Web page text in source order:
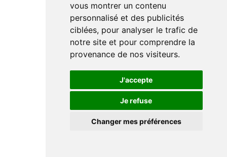
vous montrer un contenu
personnalisé et des publicités
ciblées, pour analyser le trafic de
notre site et pour comprendre la
provenance de nos visiteurs.
J'accepte
Je refuse
Changer mes préférences